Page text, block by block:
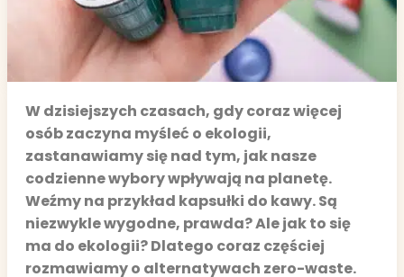
W dzisiejszych czasach, gdy coraz więcej
osób zaczyna myśleć o ekologii,
zastanawiamy się nad tym, jak nasze
codzienne wybory wpływają na planetę.
Weźmy na przykład kapsułki do kawy. Są
niezwykle wygodne, prawda? Ale jak to się
ma do ekologii? Dlatego coraz częściej
rozmawiamy o alternatywach zero-waste.